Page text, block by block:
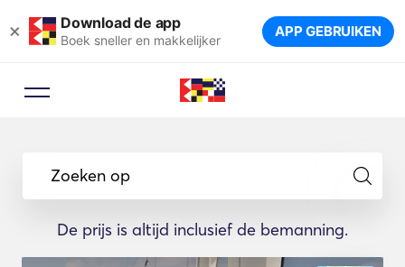
× Download de app
Boek sneller en makkelijker APP GEBRUIKEN
Zoeken op
De prijs is altijd inclusief de bemanning.